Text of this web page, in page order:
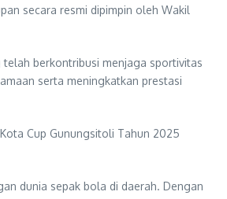
secara resmi dipimpin oleh Wakil
berkontribusi menjaga sportivitas
serta meningkatkan prestasi
Cup Gunungsitoli Tahun 2025
dunia sepak bola di daerah. Dengan